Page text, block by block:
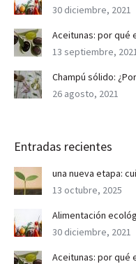
30 diciembre, 2021
Aceitunas: por qué
13 septiembre,
Champú sólido:
26 agosto, 2021
Entradas recientes
una nueva etapa:
13 octubre, 2025
Alimentación
30 diciembre, 2021
Aceitunas: por qué